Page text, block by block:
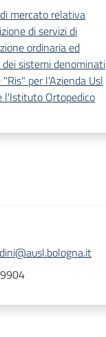
mercato relativa
di servizi di
ordinaria ed
sistemi denominati
"Ris" per l'Azienda Usl
l'Istituto Ortopedico